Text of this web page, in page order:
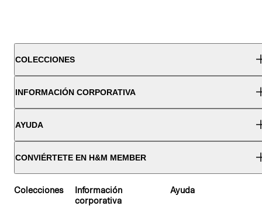
COLECCIONES
INFORMACIÓN CORPORATIVA
AYUDA
CONVIÉRTETE EN H&M MEMBER
Colecciones
Información
corporativa
Ayuda